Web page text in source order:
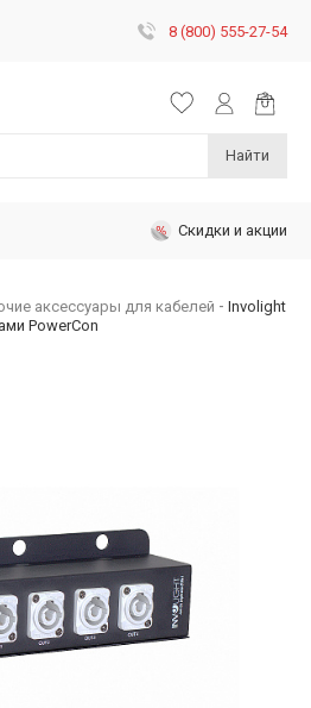
8 (800) 555-27-54
Найти
Скидки и акции
аксессуары для кабелей
Involight
PowerCon